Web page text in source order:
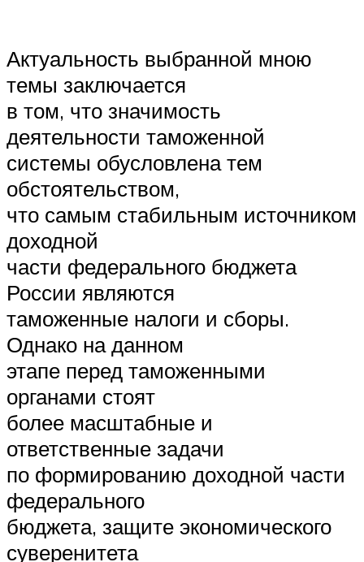
Актуальность выбранной мною
темы заключается
в том, что значимость
деятельности таможенной
системы обусловлена тем
обстоятельством,
что самым стабильным источником
доходной
части федерального бюджета
России являются
таможенные налоги и сборы.
Однако на данном
этапе перед таможенными
органами стоят
более масштабные и
ответственные задачи
по формированию доходной части
федерального
бюджета, защите экономического
суверенитета